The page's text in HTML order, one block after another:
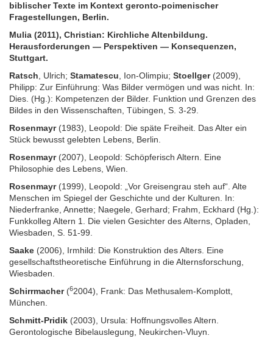
biblischer Texte im Kontext geronto-poimenischer
Fragestellungen, Berlin.
Mulia (2011), Christian: Kirchliche Altenbildung.
Herausforderungen — Perspektiven — Konsequenzen,
Stuttgart.
Ratsch , Ulrich; Stamatescu , Ion-Olimpiu; Stoellger(2009),
Philipp: Zur Einführung: Was Bilder vermögen und was nicht. In:
Dies. (Hg.): Kompetenzen der Bilder. Funktion und Grenzen des
Bildes in den Wissenschaften, Tübingen, S. 3-29.
Rosenmayr(1983), Leopold: Die späte Freiheit. Das Alter ein
Stück bewusst gelebten Lebens, Berlin.
Rosenmayr(2007), Leopold: Schöpferisch Altern. Eine
Philosophie des Lebens, Wien.
Rosenmayr(1999), Leopold: „Vor Greisengrau steh auf“. Alte
Menschen im Spiegel der Geschichte und der Kulturen. In:
Niederfranke, Annette; Naegele, Gerhard; Frahm, Eckhard (Hg.):
Funkkolleg Altern 1. Die vielen Gesichter des Alterns, Opladen,
Wiesbaden, S. 51-99.
Saake (2006), Irmhild: Die Konstruktion des Alters. Eine
gesellschaftstheoretische Einführung in die Alternsforschung,
Wiesbaden.
Schirrmacher(62004), Frank: Das Methusalem-Komplott,
München.
Schmitt-Pridik (2003), Ursula: Hoffnungsvolles Altern.
Gerontologische Bibelauslegung, Neukirchen-Vluyn.